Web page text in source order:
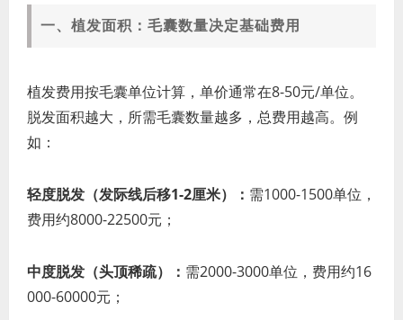
一、植发面积：毛囊数量决定基础费用
植发费用按毛囊单位计算，单价通常在8-50元/单位。
脱发面积越大，所需毛囊数量越多，总费用越高。例
如：
轻度脱发（发际线后移1-2厘米）： 需1000-1500单位，
费用约8000-22500元；
中度脱发（头顶稀疏）： 需2000-3000单位，费用约16
000-60000元；